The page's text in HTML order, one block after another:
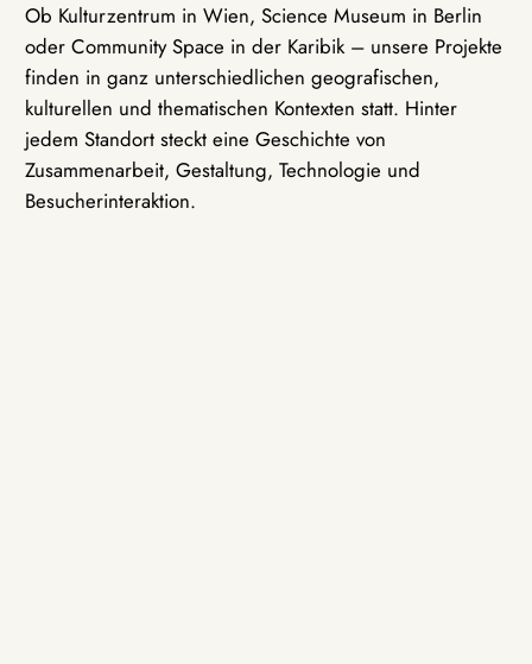
Ob Kulturzentrum in Wien, Science Museum in Berlin
oder Community Space in der Karibik – unsere Projekte
finden in ganz unterschiedlichen geografischen,
kulturellen und thematischen Kontexten statt. Hinter
jedem Standort steckt eine Geschichte von
Zusammenarbeit, Gestaltung, Technologie und
Besucherinteraktion.